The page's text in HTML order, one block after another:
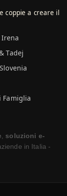
coppie a creare il
Tadej
Famiglia
, soluzioni e-
in Italia -